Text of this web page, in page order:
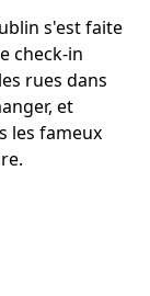
s'est faite
check-in
rues dans
et
les fameux